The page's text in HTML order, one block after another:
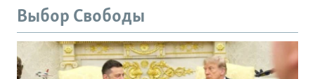
Выбор Свободы